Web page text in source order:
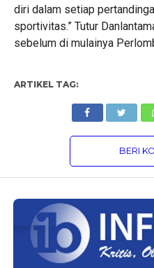
diri dalam setiap
sportivitas.” Tutur
sebelum di mulainya
ARTIKEL TAG:
BERI